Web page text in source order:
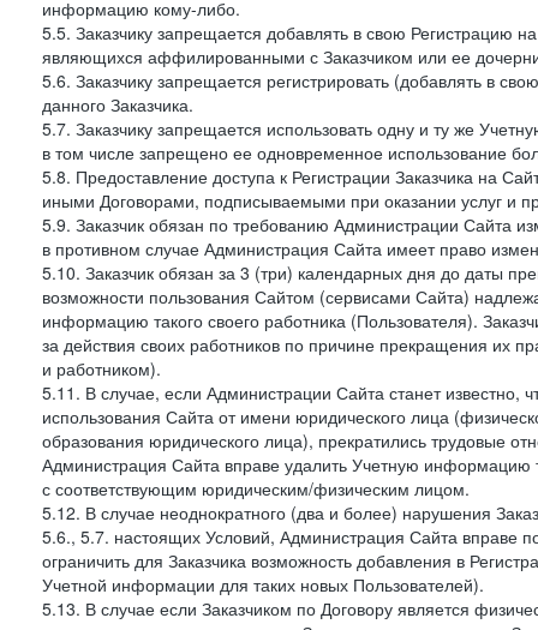
информацию кому-либо.
5.5. Заказчику запрещается добавлять в свою Регистрацию
являющихся аффилированными с Заказчиком или ее
5.6. Заказчику запрещается регистрировать (добавлять в
данного Заказчика.
5.7. Заказчику запрещается использовать одну и ту же
в том числе запрещено ее одновременное использование
5.8. Предоставление доступа к Регистрации Заказчика на
иными Договорами, подписываемыми при оказании услуг и
5.9. Заказчик обязан по требованию Администрации Сайта
в противном случае Администрация Сайта имеет право
5.10. Заказчик обязан за 3 (три) календарных дня до даты
возможности пользования Сайтом (сервисами Сайта)
информацию такого своего работника (Пользователя).
за действия своих работников по причине прекращения их
и работником).
5.11. В случае, если Администрации Сайта станет
использования Сайта от имени юридического лица
образования юридического лица), прекратились трудовые
Администрация Сайта вправе удалить Учетную информацию
с соответствующим юридическим/физическим лицом.
5.12. В случае неоднократного (два и более) нарушения
5.6., 5.7. настоящих Условий, Администрация Сайта вправе
ограничить для Заказчика возможность добавления в
Учетной информации для таких новых Пользователей).
5.13. В случае если Заказчиком по Договору является